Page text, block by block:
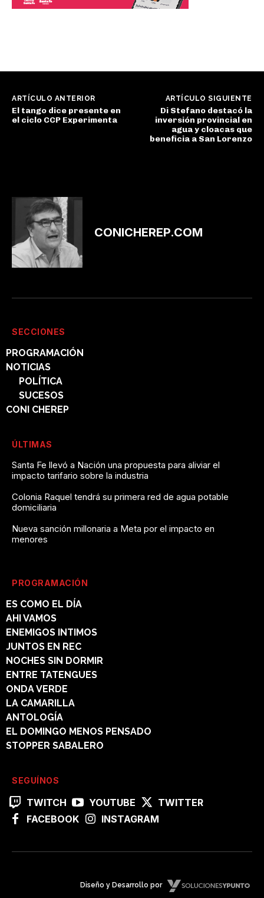
ARTÍCULO ANTERIOR
El tango dice presente en
el ciclo CCP Experimenta
ARTÍCULO SIGUIENTE
Di Stefano destacó la
inversión provincial en
agua y cloacas que
beneficia a San Lorenzo
CONICHEREP.COM
SECCIONES
PROGRAMACIÓN
NOTICIAS
POLÍTICA
SUCESOS
CONI CHEREP
ÚLTIMAS
Santa Fe llevó a Nación una propuesta para aliviar el
impacto tarifario sobre la industria
Colonia Raquel tendrá su primera red de agua potable
domiciliaria
Nueva sanción millonaria a Meta por el impacto en
menores
PROGRAMACIÓN
ES COMO EL DÍA
AHI VAMOS
ENEMIGOS INTIMOS
JUNTOS EN REC
NOCHES SIN DORMIR
ENTRE TATENGUES
ONDA VERDE
LA CAMARILLA
ANTOLOGÍA
EL DOMINGO MENOS PENSADO
STOPPER SABALERO
SEGUÍNOS
TWITCH YOUTUBE
TWITTER
FACEBOOK
INSTAGRAM
Diseño y Desarrollo por